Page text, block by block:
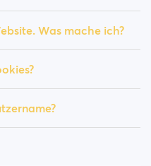
Was mache ich?